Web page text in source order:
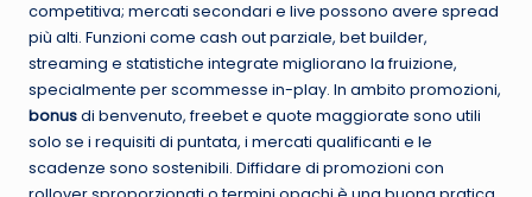
competitiva; mercati secondari e live possono avere spread
più alti. Funzioni come cash out parziale, bet builder,
streaming e statistiche integrate migliorano la fruizione,
specialmente per scommesse in-play. In ambito promozioni,
bonusdi benvenuto, freebet e quote maggiorate sono utili
solo se i requisiti di puntata, i mercati qualificanti e le
scadenze sono sostenibili. Diffidare di promozioni con